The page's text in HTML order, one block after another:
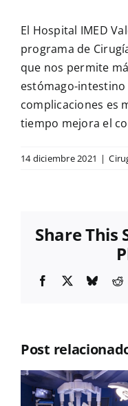
El Hospital IMED
programa de
que nos permite
estómago-
complicaciones es
tiempo mejora el
14 diciembre 2021 |
Share This
Facebook
Post
con